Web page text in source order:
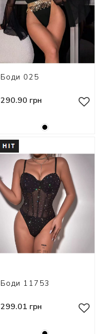
Боди 025
290.90 грн
Боди 11753
299.01 грн